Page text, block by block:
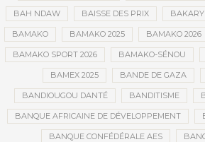
BAH NDAW BAISSE DES PRIX
BAMAKO BAMAKO 2025 BAMAKO 2026
BAMAKO SPORT 2026 BAMAKO-SÉNOU
BAMEX 2025 BANDE DE GAZA
BANDIOUGOU DANTÉ BANDITISME
BANQUE AFRICAINE DE DÉVELOPPEMENT
BANQUE CONFÉDÉRALE AES